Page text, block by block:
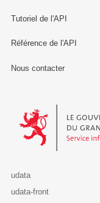
Tutoriel de l'API
Référence de l'API
Nous contacter
Le Gouvernement
udata
udata-front